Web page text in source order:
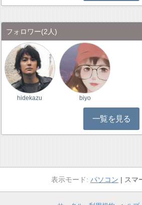
フォロワー(2人)
hidekazu biyo
一覧を見る
パソコン スマ